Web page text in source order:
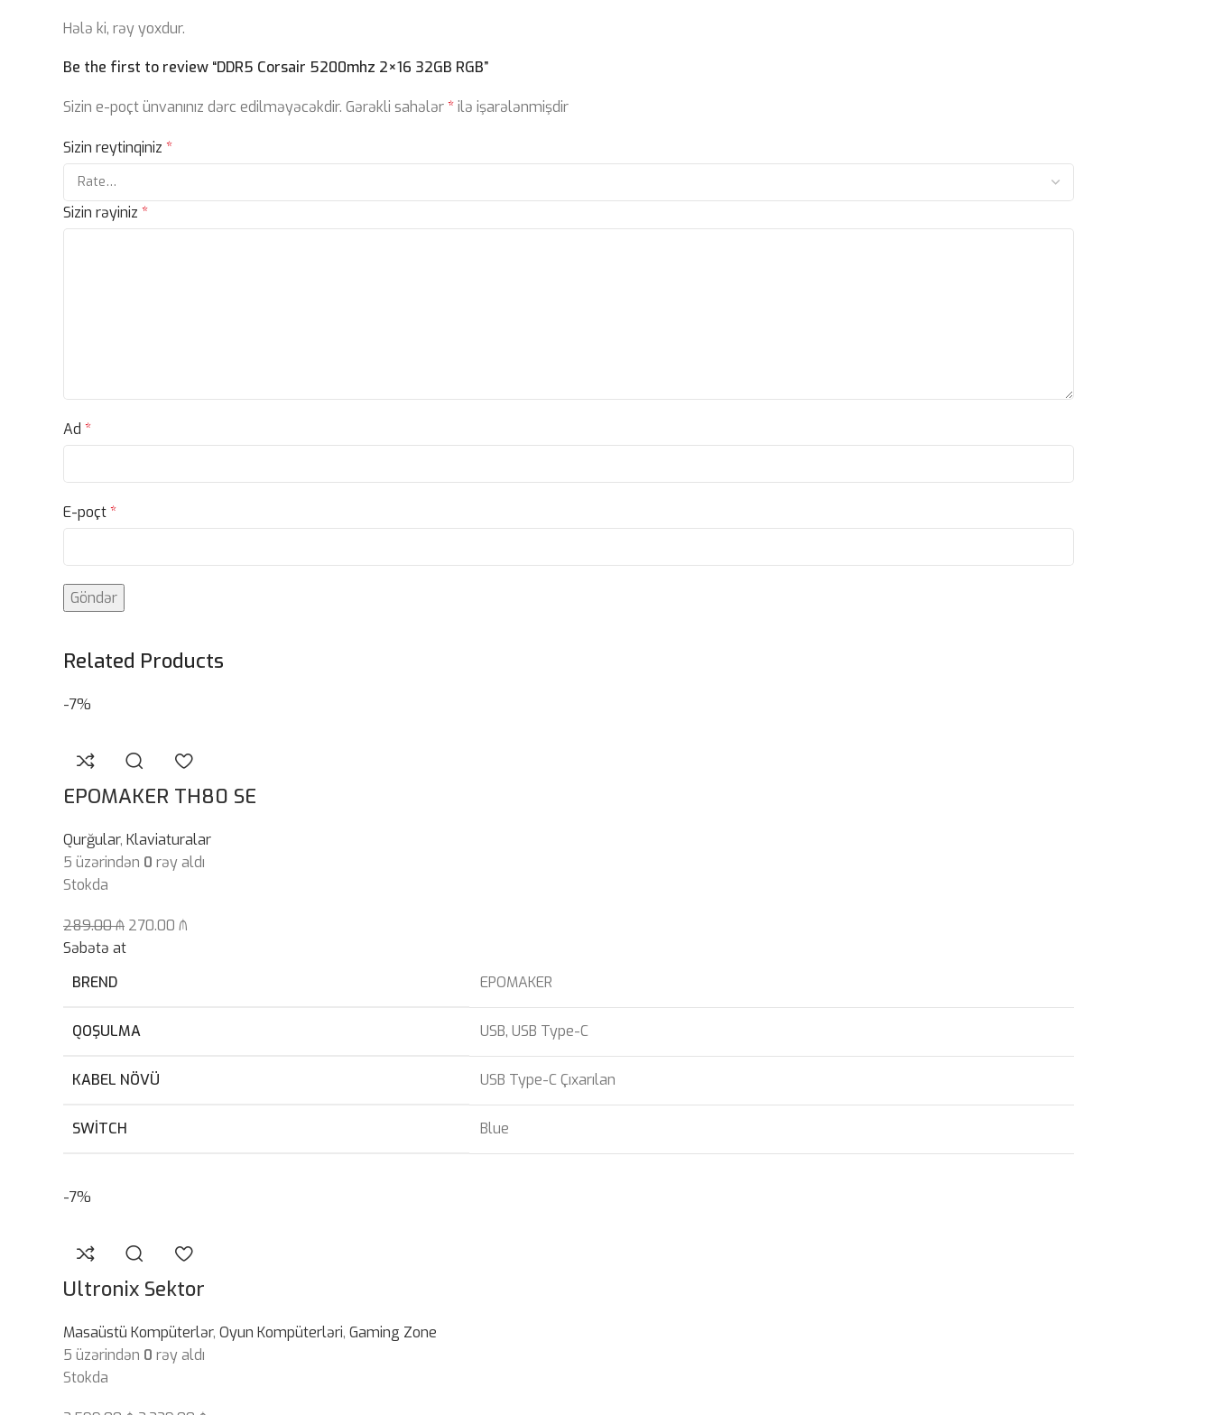
Hələ ki, rəy yoxdur.
Be the first to review “DDR5 Corsair 5200mhz 2×16 32GB RGB”
Sizin e-poçt ünvanınız dərc edilməyəcəkdir. Gərəkli sahələr*ilə işarələnmişdir
Sizin reytinqiniz *
Sizin rəyiniz *
Ad *
E-poçt*
Related Products
-7%
EPOMAKER TH80 SE
Qurğular, Klaviaturalar
5 üzərindən 0 rəy aldı
Stokda
289.00₼ 270.00 ₼
Səbətə at
BREND
EPOMAKER
QOŞULMA USB, USB Type-C
KABEL NÖVÜ USB Type-C Çıxarılan
SWITCH Blue
-7%
Ultronix Sektor
Masaüstü Kompüterlər, Oyun Kompüterləri, Gaming Zone
5 üzərindən 0 rəy aldı
Stokda